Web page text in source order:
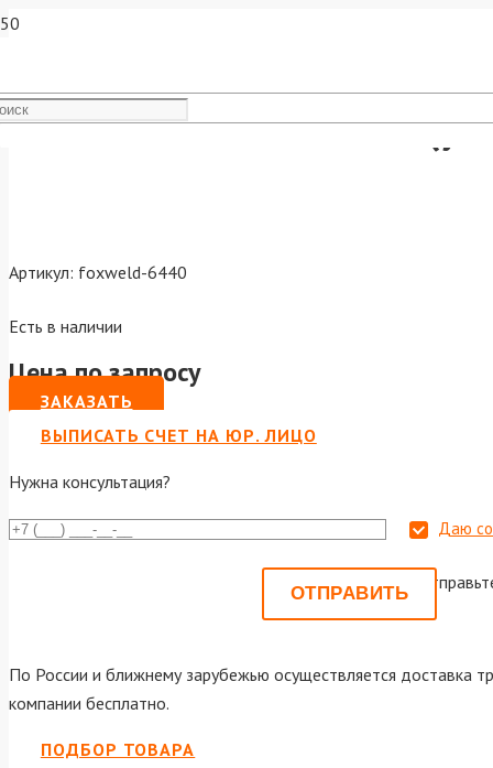
Кабельная вилка 70-95
Артикул: foxweld-6440
Есть в наличии
Цена по запросу
ЗАКАЗАТЬ
ВЫПИСАТЬ СЧЕТ НА ЮР. ЛИЦО
Нужна консультация?
Даю
Или
По России и ближнему зарубежью осуществляется доставка
компании бесплатно.
ПОДБОР ТОВАРА